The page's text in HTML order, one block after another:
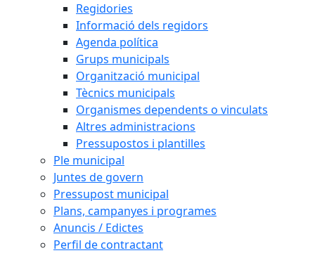
Regidories
Informació dels regidors
Agenda política
Grups municipals
Organització municipal
Tècnics municipals
Organismes dependents o vinculats
Altres administracions
Pressupostos i plantilles
Ple municipal
Juntes de govern
Pressupost municipal
Plans, campanyes i programes
Anuncis / Edictes
Perfil de contractant